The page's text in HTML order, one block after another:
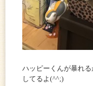
ハッピーくんが暴れ
してるよ(^^;)